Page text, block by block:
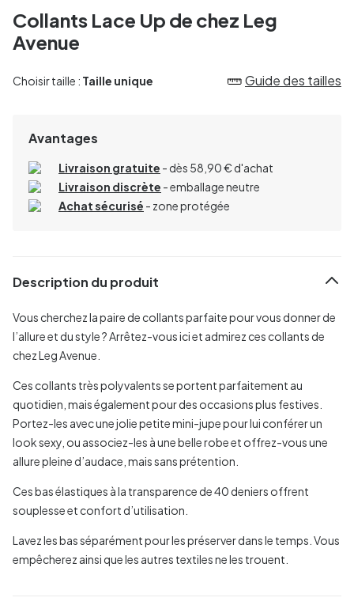
Collants Lace Up de chez Leg
Avenue
Choisir taille : Taille unique Guide des tailles
Avantages
Livraison gratuite - dès 58,90 € d'achat
Livraison discrète - emballage neutre
Achat sécurisé - zone protégée
Description du produit
Vous cherchez la paire de collants parfaite pour vous donner de
l’allure et du style ? Arrêtez-vous ici et admirez ces collants de
chez Leg Avenue.
Ces collants très polyvalents se portent parfaitement au
quotidien, mais également pour des occasions plus festives.
Portez-les avec une jolie petite mini-jupe pour lui conférer un
look sexy, ou associez-les à une belle robe et offrez-vous une
allure pleine d’audace, mais sans prétention.
Ces bas élastiques à la transparence de 40 deniers offrent
souplesse et confort d’utilisation.
Lavez les bas séparément pour les préserver dans le temps. Vous
empêcherez ainsi que les autres textiles ne les trouent.